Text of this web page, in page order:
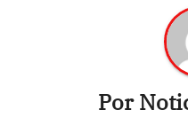
Por